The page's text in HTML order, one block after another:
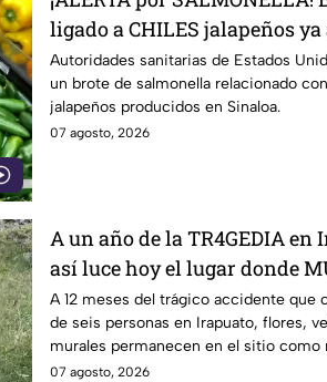
ligado a CHILES jalapeños ya
27 estados
Autoridades sanitarias de Estados
un brote de salmonella relacionado
jalapeños producidos en Sinaloa.
07 agosto, 2026
A un año de la TR4GEDIA en
así luce hoy el lugar donde
seis personas arroll4das por
A 12 meses del trágico accidente que
de seis personas en Irapuato, flores,
murales permanecen en el sitio como
las víctimas.
07 agosto, 2026